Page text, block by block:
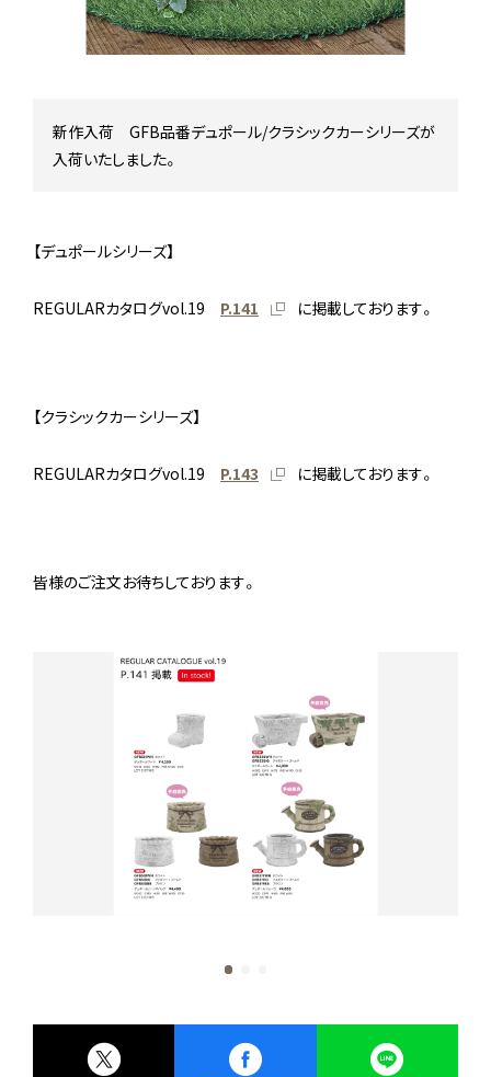
Instagram
新作入荷 GFB品番デュポール/クラシックカーシリーズが
入荷いたしました。
【デュポールシリーズ】
REGULARカタログvol.19 P.141 に掲載しております。
【クラシックカーシリーズ】
REGULARカタログvol.19 P.143 に掲載しております。
皆様のご注文お待ちしております。